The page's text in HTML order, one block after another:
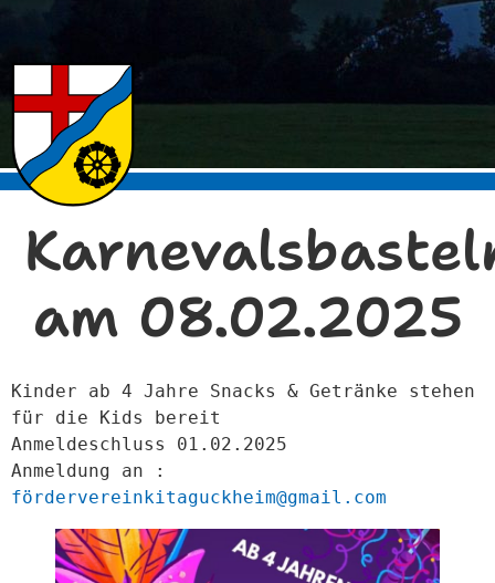
am 08.02.2025
Kinder ab 4 Jahre Snacks & Getränke stehen
für die Kids bereit
Anmeldeschluss 01.02.2025
fördervereinkitaguckheim@gmail.com